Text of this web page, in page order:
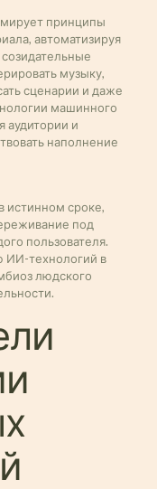
принципы
автоматизируя
музыку,
сценарии и даже
машинного
аудитории и
наполнение
истинном сроке,
под
пользователя.
ИИ-технологий в
людского